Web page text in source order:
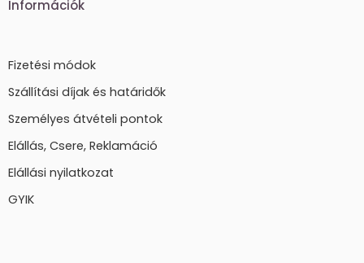
Információk
Fizetési módok
Szállítási díjak és határidők
Személyes átvételi pontok
Elállás, Csere, Reklamáció
Elállási nyilatkozat
GYIK